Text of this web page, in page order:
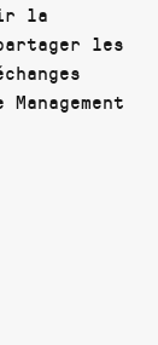
la
les